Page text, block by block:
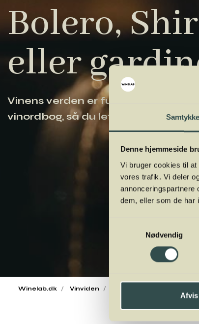
Samtykke
Denne hjemmeside
Vi bruger cookies til
vores trafik. Vi deler
annonceringspartnere
dem, eller som de har
Nødvendig
Afvis
Bolero,
eller
Vinens verden er fuld af
vinordbog, så du lettere kan
Winelab.dk Vinviden